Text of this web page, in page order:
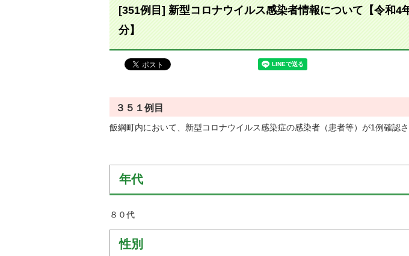
住民登録
戸籍届出
届出
年金・保険
税金
環境・ゴミ
上下水道
ペット・動物
子育て支援
児童クラブ
ティスクール
介護保険
保健・医療
健康増進
ジアム
文化財
[351例目] 新型コロナウイルス感染者情報について【令和4
分】
３５１例目
飯綱町内において、新型コロナウイルス感染症の感染者（患者等）が1例確認さ
年代
８０代
性別